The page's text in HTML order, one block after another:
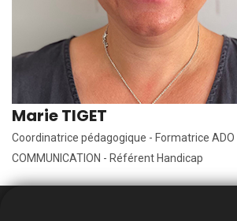
Marie TIGET
Coordinatrice pédagogique - Formatrice ADO
COMMUNICATION - Référent Handicap